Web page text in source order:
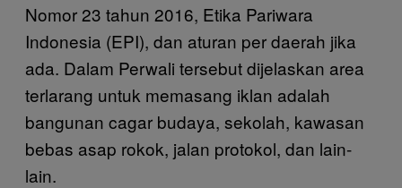
Nomor 23 tahun 2016, Etika Pariwara
Indonesia (EPI), dan aturan per daerah jika
ada. Dalam Perwali tersebut dijelaskan area
terlarang untuk memasang iklan adalah
bangunan cagar budaya, sekolah, kawasan
bebas asap rokok, jalan protokol, dan lain-
lain.